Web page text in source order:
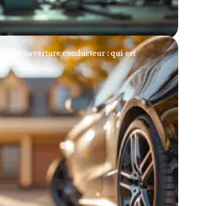
et couverture conducteur : qui est